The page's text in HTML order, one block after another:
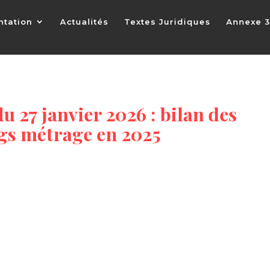
Actualités Textes Juridiques Annexe 3
27 janvier 2026 : bilan des
métrage en 2025